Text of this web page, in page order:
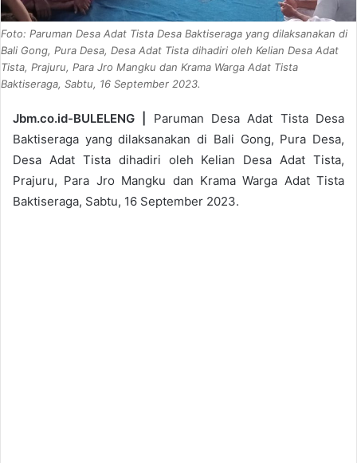
Foto: Paruman Desa Adat Tista Desa Baktiseraga yang dilaksanakan di
Bali Gong, Pura Desa, Desa Adat Tista dihadiri oleh Kelian Desa Adat
Tista, Prajuru, Para Jro Mangku dan Krama Warga Adat Tista
Baktiseraga, Sabtu, 16 September 2023.
Jbm.co.id-BULELENG |
Paruman Desa Adat Tista Desa
Baktiseraga yang dilaksanakan di Bali Gong, Pura Desa,
Desa Adat Tista dihadiri oleh Kelian Desa Adat Tista,
Prajuru, Para Jro Mangku dan Krama Warga Adat Tista
Baktiseraga, Sabtu, 16 September 2023.